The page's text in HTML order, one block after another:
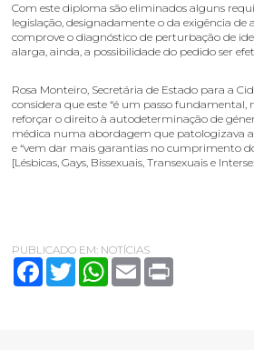
Com este diploma são eliminados alguns
legislação, designadamente o da exigência
comprove o diagnóstico de perturbação de
alarga, ainda, a possibilidade do pedido ser
Rosa Monteiro, Secretária de Estado para a
considera que este “é um passo fundamental,
reforçar o direito à autodeterminação de
médica numa abordagem que patologizava
e “vem dar mais garantias no cumprimento
[Lésbicas, Gays, Bissexuais, Transexuais e
PUBLICADO EM: NOTÍCIAS
FacebookTwitterWhatsApp
Email